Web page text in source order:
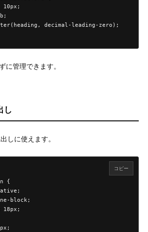
10px;
decimal-leading-zero);
に管理できます。
し
しに使えます。
{
block;
18px;
コピー